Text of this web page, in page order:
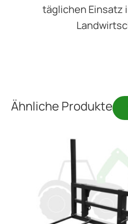
täglichen Einsatz
Ähnliche Produkte